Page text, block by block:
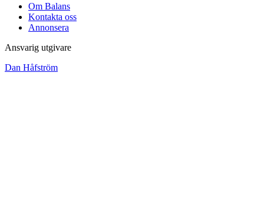
Om Balans
Kontakta oss
Annonsera
Ansvarig utgivare
Dan Håfström